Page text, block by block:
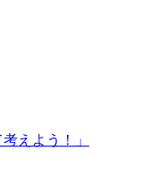
えよう！」